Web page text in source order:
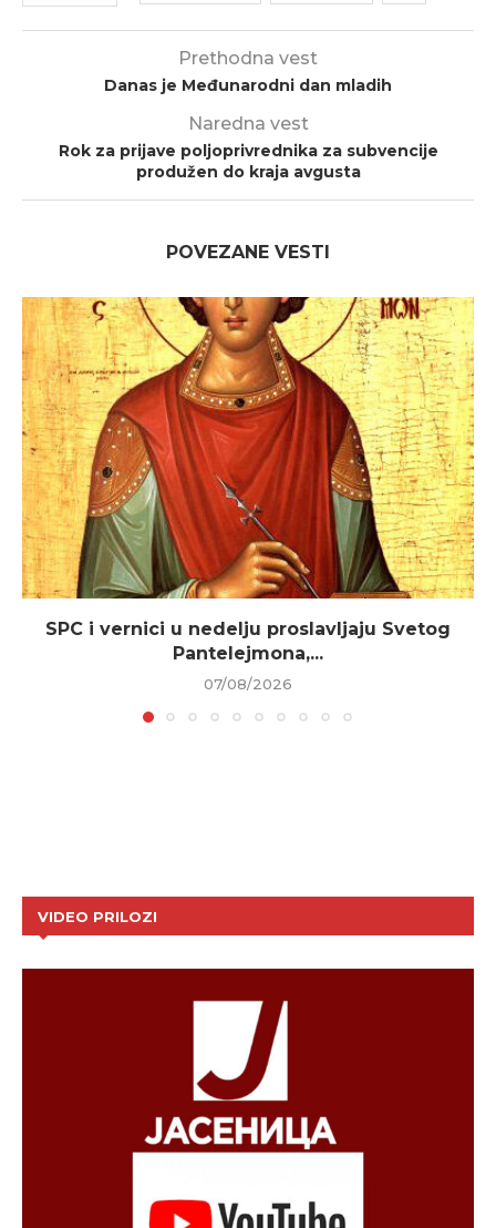
Prethodna vest
Danas je Međunarodni dan mladih
Naredna vest
Rok za prijave poljoprivrednika za subvencije
produžen do kraja avgusta
POVEZANE VESTI
SPC i vernici u nedelju proslavljaju Svetog
Pantelejmona,...
07/08/2026
VIDEO PRILOZI